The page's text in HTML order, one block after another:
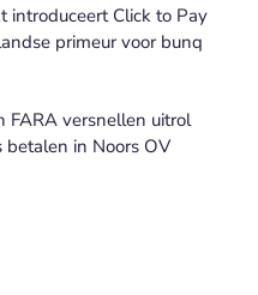
introduceert Click to Pay
primeur voor bunq
FARA versnellen uitrol
betalen in Noors OV